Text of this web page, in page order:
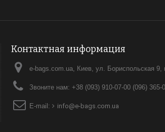
Контактная информация
e-bags.com.ua, Киев, ул. Бориспольская 9,
Звоните нам: +38 (093) 910-07-00 (096) 365-
E-mail: info@e-bags.com.ua